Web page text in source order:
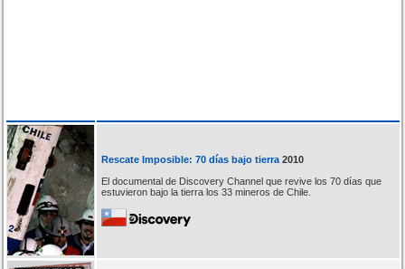
Rescate Imposible: 70 días bajo tierra 2010
El documental de Discovery Channel que revive los 70 días que
estuvieron bajo la tierra los 33 mineros de Chile.